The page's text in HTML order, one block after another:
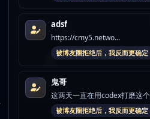
adsf
https://cmy5.netwo...
被博友圈拒绝后，我反而更确
鬼哥
这两天一直在用codex打磨这
被博友圈拒绝后，我反而更确